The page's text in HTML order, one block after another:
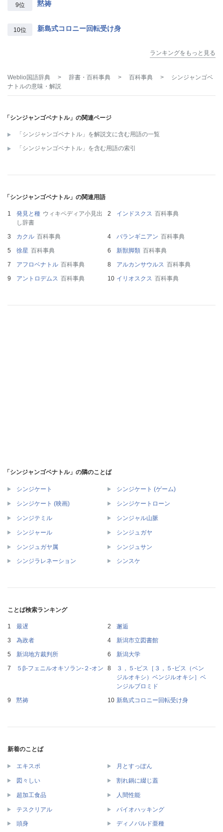
9位 黙祷
10位 新島式コロニー回転受け身
ランキングをもっと見る
Weblio国語辞典 > 辞書・百科事典 > 百科事典 >
シンジャンゴベ
ナトルの意味・解説
「シンジャンゴベナトル」の関連ページ
「シンジャンゴベナトル」を解説文に含む用語の一覧
「シンジャンゴベナトル」を含む用語の索引
「シンジャンゴベナトル」の関連用語
発見と種 ウィキペディア小見出
し辞書
インドスクス 百科事典
カクル 百科事典 バランギニアン 百科事典
徐星 百科事典 新獣脚類 百科事典
アフロベナトル 百科事典 アルカンサウルス 百科事典
アントロデムス 百科事典 イリオスクス 百科事典
「シンジャンゴベナトル」の隣のことば
シンジケート シンジケート (ゲーム)
シンジケート (映画) シンジケートローン
シンジテミル シンジャル山脈
シンジャール シンジュガヤ
シンジュガヤ属 シンジュサン
シンジラレネーション シンスケ
ことば検索ランキング
最遅
邂逅
為政者
新潟市立図書館
新潟地方裁判所
新潟大学
５β‐フェニルオキソラン‐２‐オン
３，５‐ビス［３，５‐ビス（ベン
ジルオキシ）ベンジルオキシ］ベ
ンジルブロミド
黙祷
新島式コロニー回転受け身
新着のことば
エキスポ 月とすっぽん
図々しい 割れ鍋に綴じ蓋
超加工食品 人間性能
テスクリアル バイオハッキング
頭身 ディノバルド亜種